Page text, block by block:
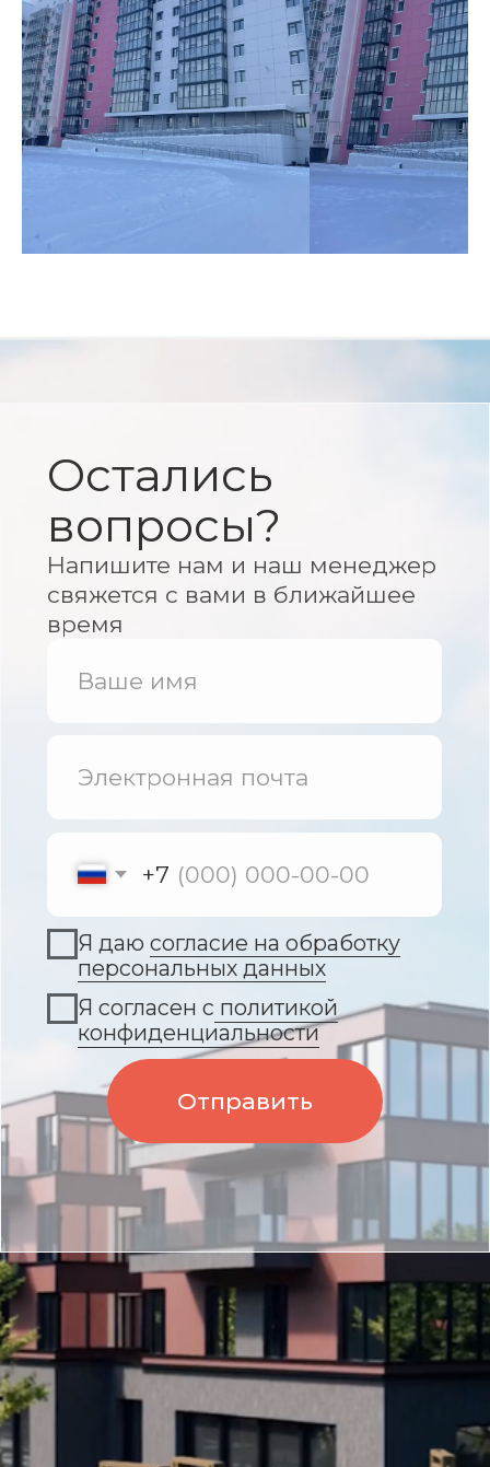
Остались
вопросы?
Напишите нам и наш менеджер
свяжется с вами в ближайшее
время
Отправить